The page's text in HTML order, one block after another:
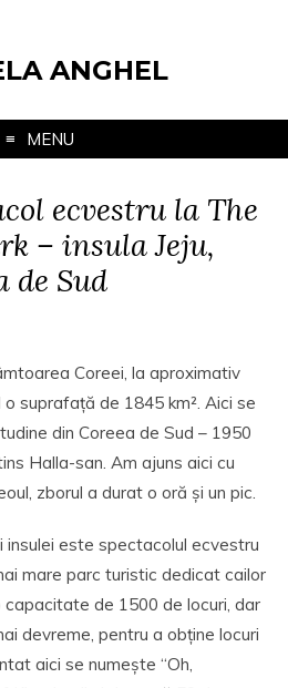
ANGHEL
MENU
ecvestru la The
– insula Jeju,
de Sud
Coreei, la aproximativ
suprafață de 1845 km². Aici se
din Coreea de Sud – 1950
Halla-san. Am ajuns aici cu
zborul a durat o oră și un pic.
insulei este spectacolul ecvestru
mare parc turistic dedicat cailor
capacitate de 1500 de locuri, dar
devreme, pentru a obține locuri
aici se numește “Oh,